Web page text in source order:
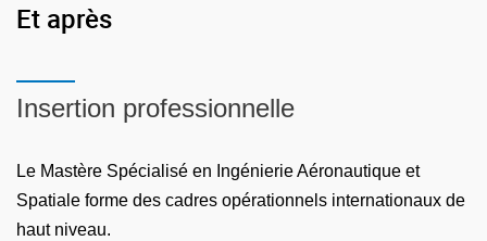
Accompagnement du projet professionnel
Stage d'application de 6 mois en entreprise
Et après
Insertion professionnelle
Le Mastère Spécialisé en Ingénierie Aéronautique et
Spatiale forme des cadres opérationnels internationaux de
haut niveau.